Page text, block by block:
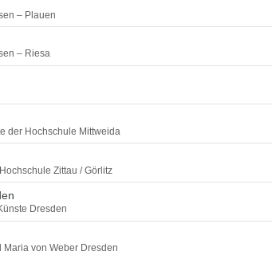
– Plauen
– Riesa
der Hochschule Mittweida
Zittau / Görlitz
Dresden
Maria von Weber Dresden